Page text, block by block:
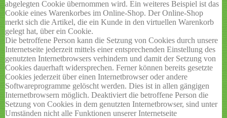
abgelegten Cookie übernommen wird. Ein weiteres Beispiel ist das
Cookie eines Warenkorbes im Online-Shop. Der Online-Shop
merkt sich die Artikel, die ein Kunde in den virtuellen Warenkorb
gelegt hat, über ein Cookie.
Die betroffene Person kann die Setzung von Cookies durch unsere
Internetseite jederzeit mittels einer entsprechenden Einstellung des
genutzten Internetbrowsers verhindern und damit der Setzung von
Cookies dauerhaft widersprechen. Ferner können bereits gesetzte
Cookies jederzeit über einen Internetbrowser oder andere
Softwareprogramme gelöscht werden. Dies ist in allen gängigen
Internetbrowsern möglich. Deaktiviert die betroffene Person die
Setzung von Cookies in dem genutzten Internetbrowser, sind unter
Umständen nicht alle Funktionen unserer Internetseite